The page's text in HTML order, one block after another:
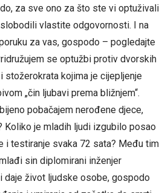
za sve ono za što ste vi optuživali
vlastite odgovornosti. I na
za vas, gospodo – pogledajte
se optužbi protiv dvorskih
stožerokrata kojima je cijepljenje
„čin ljubavi prema bližnjem“.
pobačajem nerođene djece,
je mladih ljudi izgubilo posao
i testiranje svaka 72 sata? Među tim
sin diplomirani inženjer
daje život ljudske osobe, gospodo